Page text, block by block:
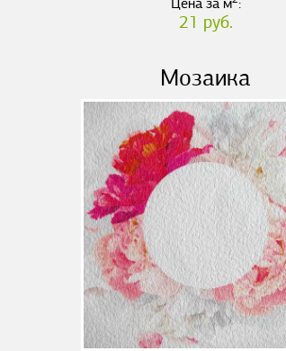
Цена за м :
21 руб.
Мозаика